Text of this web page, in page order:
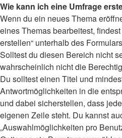
Wie kann ich eine Umfrage
Wenn du ein neues Thema
eines Themas bearbeitest,
erstellen“ unterhalb des
Solltest du diesen Bereich nicht
wahrscheinlich nicht die
Du solltest einen Titel und
Antwortmöglichkeiten in die
und dabei sicherstellen, dass
eigenen Zeile steht. Du kannst
„Auswahlmöglichkeiten pro